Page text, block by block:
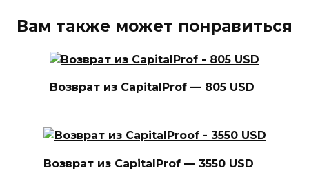
Вам также может понравиться
Возврат из CapitalProf — 805 USD
Возврат из CapitalProf — 3550 USD